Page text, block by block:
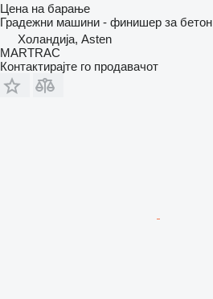
Цена на барање
Градежни машини - финишер за бетон
Холандија, Asten
MARTRAC
Контактирајте го продавачот